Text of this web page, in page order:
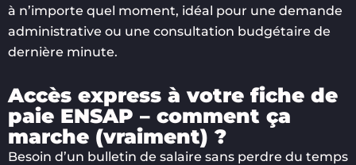
à n’importe quel moment, idéal pour une demande
administrative ou une consultation budgétaire de
dernière minute.
Accès express à votre fiche de
paie ENSAP – comment ça
marche (vraiment) ?
Besoin d’un bulletin de salaire sans perdre du temps